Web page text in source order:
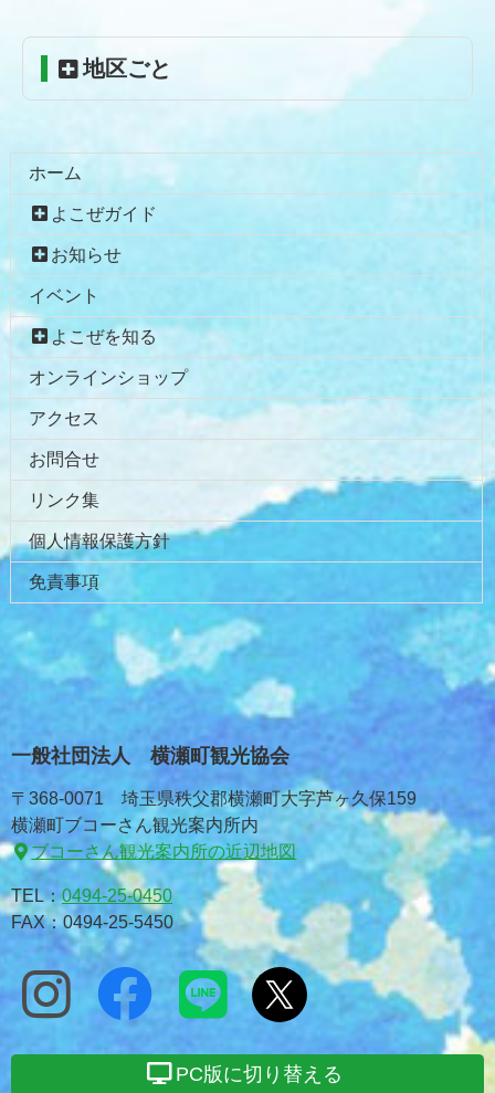
る
地区ごと
ホーム
よこぜガイド
お知らせ
イベント
よこぜを知る
オンラインショップ
アクセス
お問合せ
リンク集
個人情報保護方針
免責事項
一般社団法人 横瀬町観光協会
〒368-0071 埼玉県秩父郡横瀬町大字芦ヶ久保159
横瀬町ブコーさん観光案内所内
ブコーさん観光案内所の近辺地図
TEL：0494-25-0450
FAX：0494-25-5450
PC版に切り替える